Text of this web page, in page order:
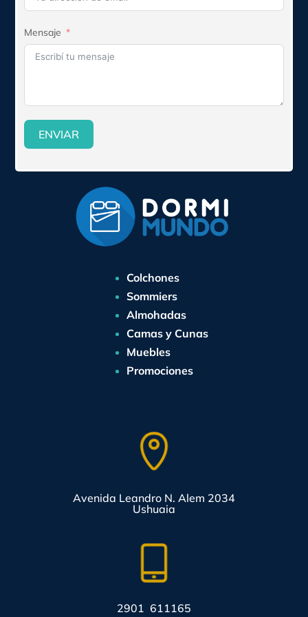
Colchones
Sommiers
Almohadas
Camas y Cunas
Muebles
Promociones
Avenida Leandro N. Alem 2034
Ushuaia
2901 611165
Mensaje
ENVIAR